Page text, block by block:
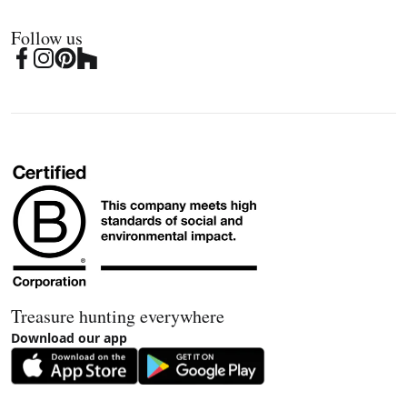
Follow us
Treasure hunting everywhere
Download our app